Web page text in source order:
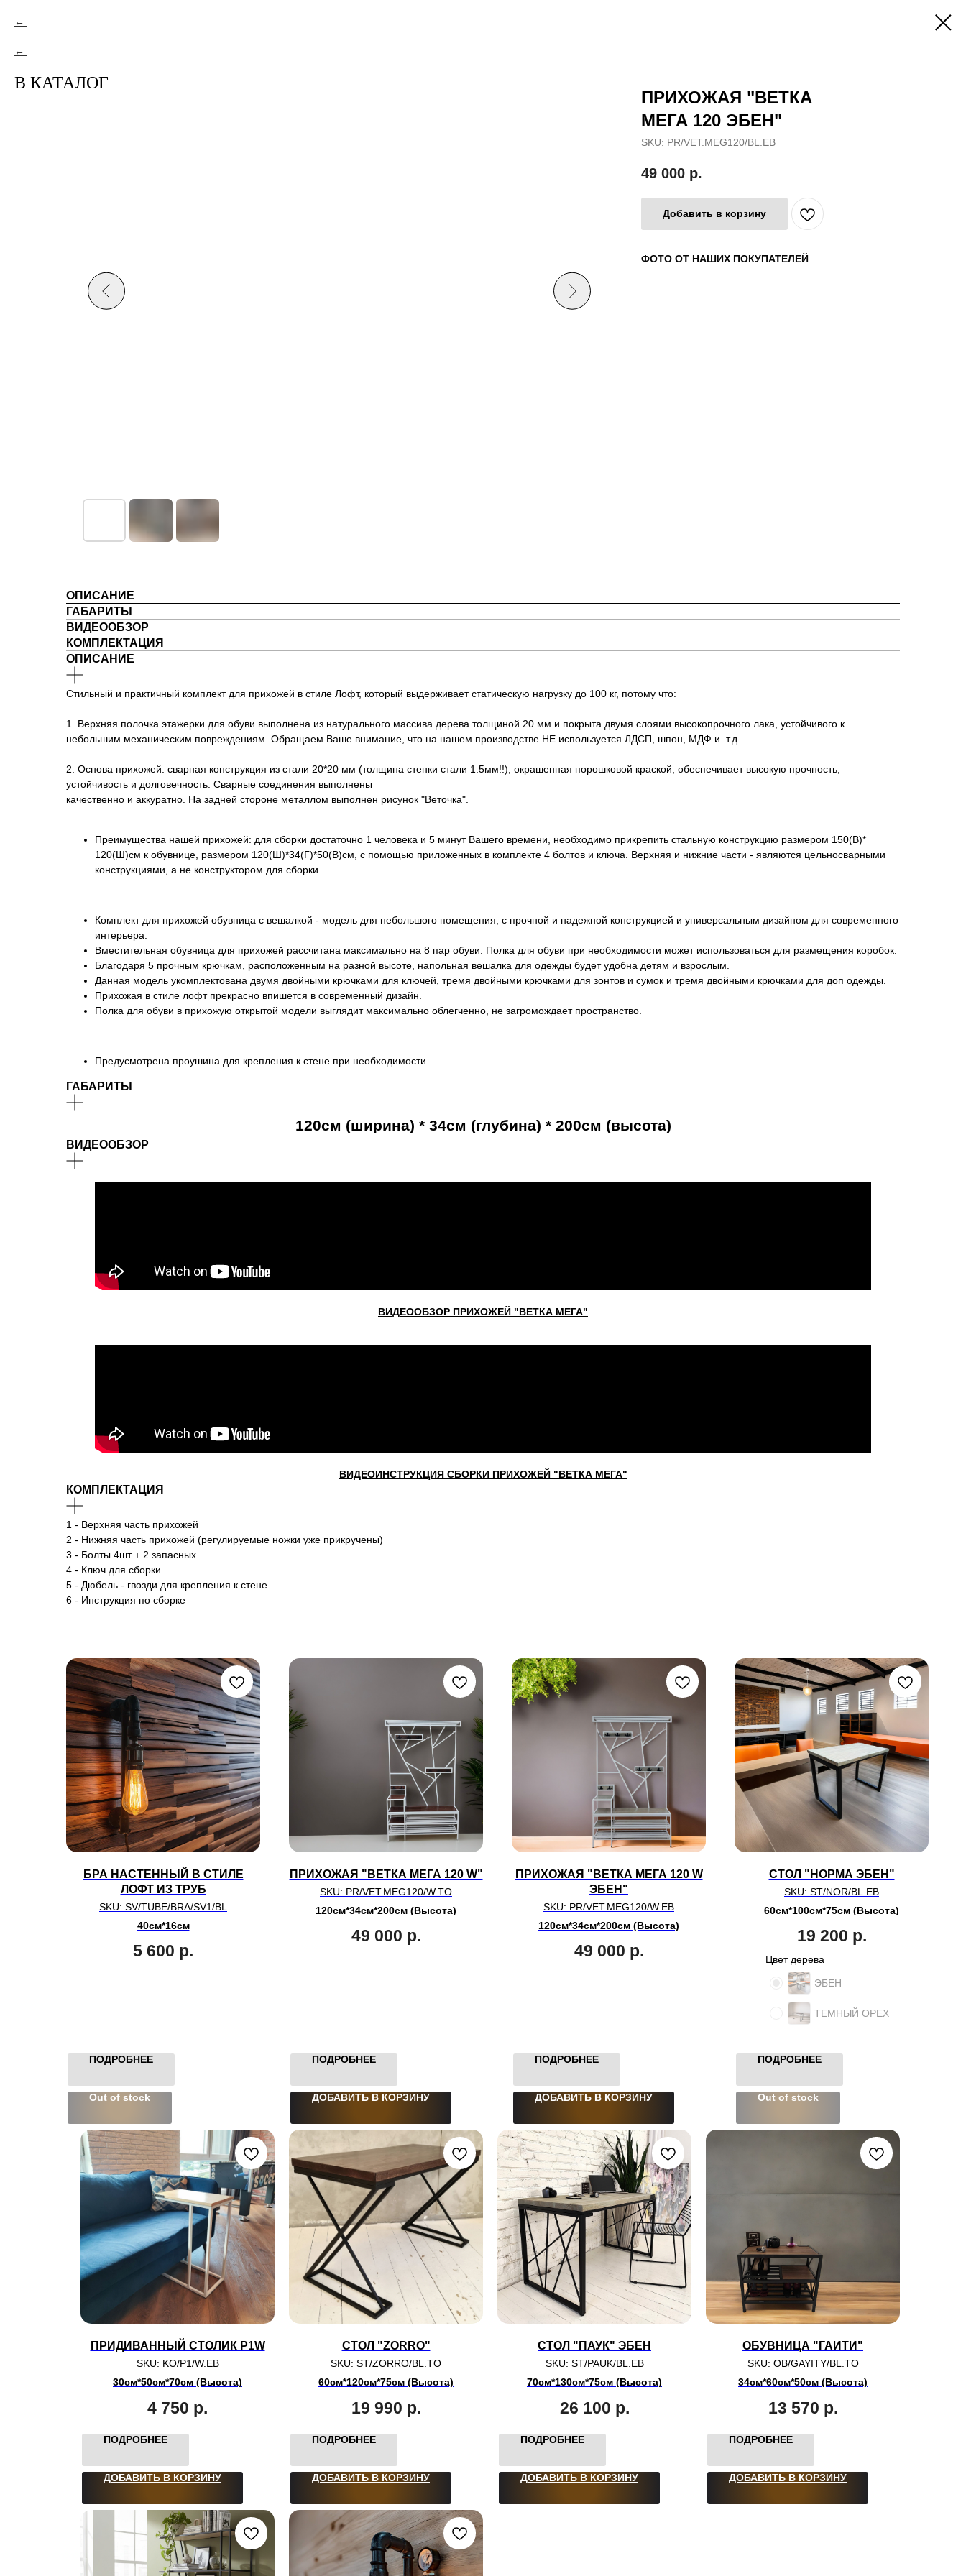
В КАТАЛОГ
ПРИХОЖАЯ "ВЕТКА
МЕГА 120 ЭБЕН"
SKU: PR/VET.MEG120/BL.EB
49 000 р.
Добавить в корзину
ФОТО ОТ НАШИХ ПОКУПАТЕЛЕЙ
ОПИСАНИЕ
ГАБАРИТЫ
ВИДЕООБЗОР
КОМПЛЕКТАЦИЯ
ОПИСАНИЕ
Стильный и практичный комплект для прихожей в стиле Лофт, который выдерживает статическую нагрузку до 100 кг, потому что:
1. Верхняя полочка этажерки для обуви выполнена из натурального массива дерева толщиной 20 мм и покрыта двумя слоями высокопрочного лака, устойчивого к
небольшим механическим повреждениям. Обращаем Ваше внимание, что на нашем производстве НЕ используется ЛДСП, шпон, МДФ и .т.д.
2. Основа прихожей: сварная конструкция из стали 20*20 мм (толщина стенки стали 1.5мм!!), окрашенная порошковой краской, обеспечивает высокую прочность,
устойчивость и долговечность. Сварные соединения выполнены
качественно и аккуратно. На задней стороне металлом выполнен рисунок "Веточка".
Преимущества нашей прихожей: для сборки достаточно 1 человека и 5 минут Вашего времени, необходимо прикрепить стальную конструкцию размером 150(В)*
120(Ш)см к обувнице, размером 120(Ш)*34(Г)*50(В)см, с помощью приложенных в комплекте 4 болтов и ключа. Верхняя и нижние части - являются цельносварными
конструкциями, а не конструктором для сборки.
Комплект для прихожей обувница с вешалкой - модель для небольшого помещения, с прочной и надежной конструкцией и универсальным дизайном для современного
интерьера.
Вместительная обувница для прихожей рассчитана максимально на 8 пар обуви. Полка для обуви при необходимости может использоваться для размещения коробок.
Благодаря 5 прочным крючкам, расположенным на разной высоте, напольная вешалка для одежды будет удобна детям и взрослым.
Данная модель укомплектована двумя двойными крючками для ключей, тремя двойными крючками для зонтов и сумок и тремя двойными крючками для доп одежды.
Прихожая в стиле лофт прекрасно впишется в современный дизайн.
Полка для обуви в прихожую открытой модели выглядит максимально облегченно, не загромождает пространство.
Предусмотрена проушина для крепления к стене при необходимости.
ГАБАРИТЫ
120см (ширина) * 34см (глубина) * 200см (высота)
ВИДЕООБЗОР
ВИДЕООБЗОР ПРИХОЖЕЙ "ВЕТКА МЕГА"
ВИДЕОИНСТРУКЦИЯ СБОРКИ ПРИХОЖЕЙ "ВЕТКА МЕГА"
КОМПЛЕКТАЦИЯ
1 - Верхняя часть прихожей
2 - Нижняя часть прихожей (регулируемые ножки уже прикручены)
3 - Болты 4шт + 2 запасных
4 - Ключ для сборки
5 - Дюбель - гвозди для крепления к стене
6 - Инструкция по сборке
БРА НАСТЕННЫЙ В СТИЛЕ
ЛОФТ ИЗ ТРУБ
SKU: SV/TUBE/BRA/SV1/BL
40см*16см
5 600 р.
ПОДРОБНЕЕ
Out of stock
ПРИХОЖАЯ "ВЕТКА МЕГА 120 W"
SKU: PR/VET.MEG120/W.TO
120см*34см*200см (Высота)
49 000 р.
ПОДРОБНЕЕ
ДОБАВИТЬ В КОРЗИНУ
ПРИХОЖАЯ "ВЕТКА МЕГА 120 W
ЭБЕН"
SKU: PR/VET.MEG120/W.EB
120см*34см*200см (Высота)
49 000 р.
ПОДРОБНЕЕ
ДОБАВИТЬ В КОРЗИНУ
СТОЛ "НОРМА ЭБЕН"
SKU: ST/NOR/BL.EB
60см*100см*75см (Высота)
19 200 р.
Цвет дерева
ЭБЕН
ТЕМНЫЙ ОРЕХ
ПОДРОБНЕЕ
Out of stock
ПРИДИВАННЫЙ СТОЛИК P1W
SKU: KO/P1/W.EB
30см*50см*70см (Высота)
4 750 р.
ПОДРОБНЕЕ
ДОБАВИТЬ В КОРЗИНУ
СТОЛ "ZORRO"
SKU: ST/ZORRO/BL.TO
60см*120см*75см (Высота)
19 990 р.
ПОДРОБНЕЕ
ДОБАВИТЬ В КОРЗИНУ
СТОЛ "ПАУК" ЭБЕН
SKU: ST/PAUK/BL.EB
70см*130см*75см (Высота)
26 100 р.
ПОДРОБНЕЕ
ДОБАВИТЬ В КОРЗИНУ
ОБУВНИЦА "ГАИТИ"
SKU: OB/GAYITY/BL.TO
34см*60см*50см (Высота)
13 570 р.
ПОДРОБНЕЕ
ДОБАВИТЬ В КОРЗИНУ